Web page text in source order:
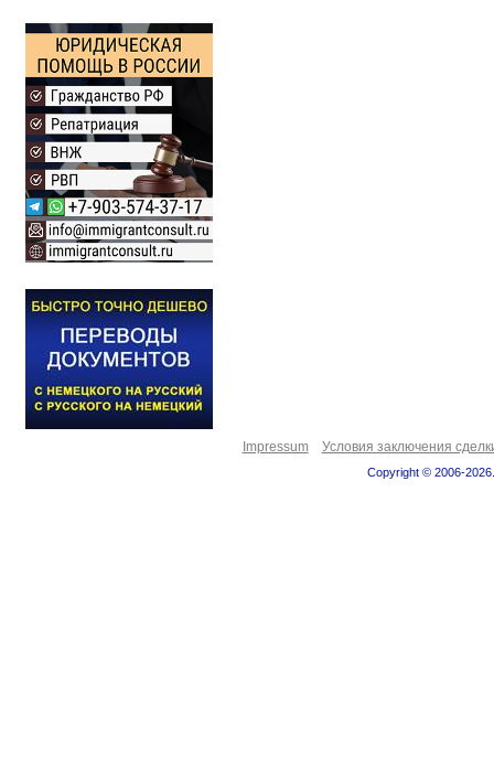
Impressum Условия заключения
Copyright © 2006-